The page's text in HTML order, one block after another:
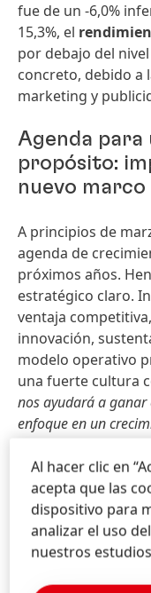
fue de un -6,0%
15,3%, el
por debajo del
concreto, debido a
marketing y
Agenda
propósito:
nuevo
A principios de
agenda de
próximos años.
estratégico claro.
ventaja
innovación,
modelo operativo
una fuerte cultura
nos ayudará a ganar
enfoque en un
avanzado
acciones y la
Un elemento clave
una gestión activa
Al hacer clic en
acepta que las
dispositivo para
analizar el uso
nuestros